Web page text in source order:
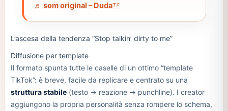
♬ som original – Duda⸆⸉
L’ascesa della tendenza “Stop talkin’ dirty to me”
Diffusione per template
Il formato spunta tutte le caselle di un ottimo “template
TikTok”: è breve, facile da replicare e centrato su una
struttura stabile(testo → reazione → punchline). I creator
aggiungono la propria personalità senza rompere lo schema,